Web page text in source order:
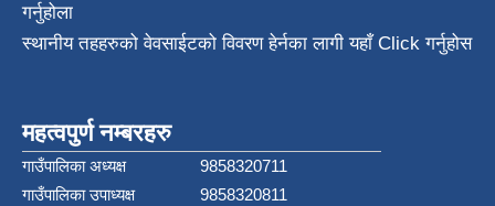
गर्नुहोला
स्थानीय तहहरुको वेवसाईटको विवरण हेर्नका लागी यहाँ Click गर्नुहोस
महत्वपुर्ण नम्बरहरु
गाउँपालिका अध्यक्ष
9858320711
गाउँपालिका उपाध्यक्ष
9858320811